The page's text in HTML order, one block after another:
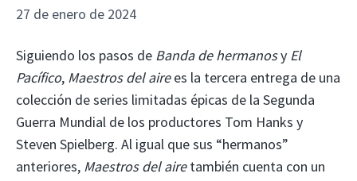
27 de enero de 2024
Siguiendo los pasos de Banda de hermanosy El
Pacífico, Maestros del airees la tercera entrega de una
colección de series limitadas épicas de la Segunda
Guerra Mundial de los productores Tom Hanks y
Steven Spielberg. Al igual que sus “hermanos”
anteriores, Maestros del airetambién cuenta con un